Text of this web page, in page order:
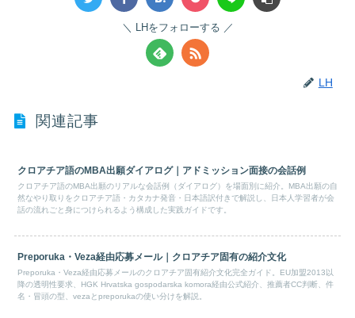
LHをフォローする
LH
関連記事
クロアチア語のMBA出願ダイアログ｜アドミッション面接の会話例
クロアチア語のMBA出願のリアルな会話例（ダイアログ）を場面別に紹介。MBA出願の自
然なやり取りをクロアチア語・カタカナ発音・日本語訳付きで解説し、日本人学習者が会
話の流れごと身につけられるよう構成した実践ガイドです。
Preporuka・Veza経由応募メール｜クロアチア固有の紹介文化
Preporuka・Veza経由応募メールのクロアチア固有紹介文化完全ガイド。EU加盟2013以
降の透明性要求、HGK Hrvatska gospodarska komora経由公式紹介、推薦者CC判断、件
名・冒頭の型、vezaとpreporukaの使い分けを解説。